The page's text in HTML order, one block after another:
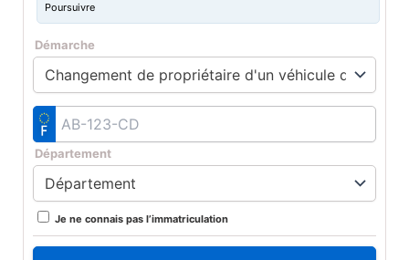
Poursuivre
Démarche
Département
Je ne connais pas l’immatriculation